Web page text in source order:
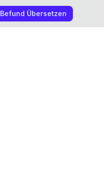
Befund Übersetzen